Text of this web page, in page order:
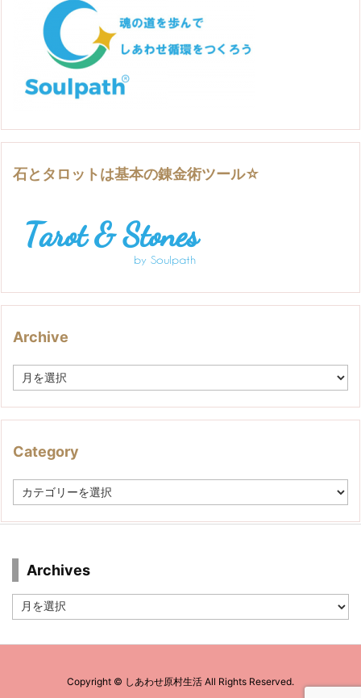
石とタロットは基本の錬金術ツール☆
Archive
h
e
Category
e
y
Archives
Archives
Copyright © しあわせ原村生活 All Rights Reserved.